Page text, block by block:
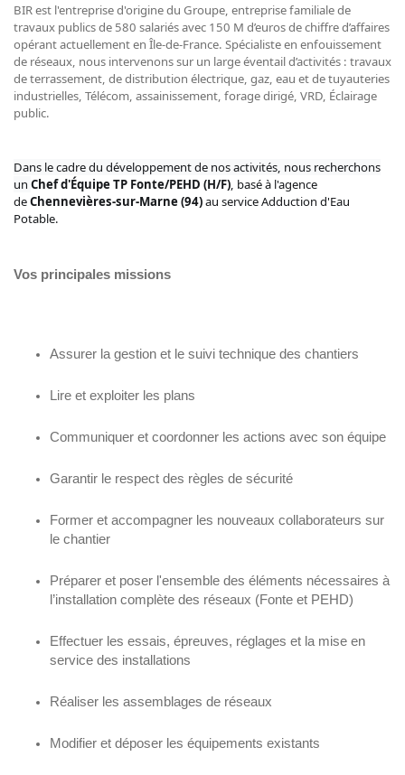
BIR est l'entreprise d'origine du Groupe, entreprise familiale de
travaux publics de 580 salariés avec 150 M d’euros de chiffre d’affaires
opérant actuellement en Île-de-France. Spécialiste en enfouissement
de réseaux, nous intervenons sur un large éventail d’activités : travaux
de terrassement, de distribution électrique, gaz, eau et de tuyauteries
industrielles, Télécom, assainissement, forage dirigé, VRD, Éclairage
public.
Dans le cadre du développement de nos activités, nous recherchons
un Chef d'Équipe TP Fonte/PEHD (H/F), basé à l'agence
deChennevières-sur-Marne (94)au service Adduction d'Eau
Potable.
Vos principales missions
Assurer la gestion et le suivi technique des chantiers
Lire et exploiter les plans
Communiquer et coordonner les actions avec son équipe
Garantir le respect des règles de sécurité
Former et accompagner les nouveaux collaborateurs sur
le chantier
Préparer et poser l'ensemble des éléments nécessaires à
l’installation complète des réseaux (Fonte et PEHD)
Effectuer les essais, épreuves, réglages et la mise en
service des installations
Réaliser les assemblages de réseaux
Modifier et déposer les équipements existants